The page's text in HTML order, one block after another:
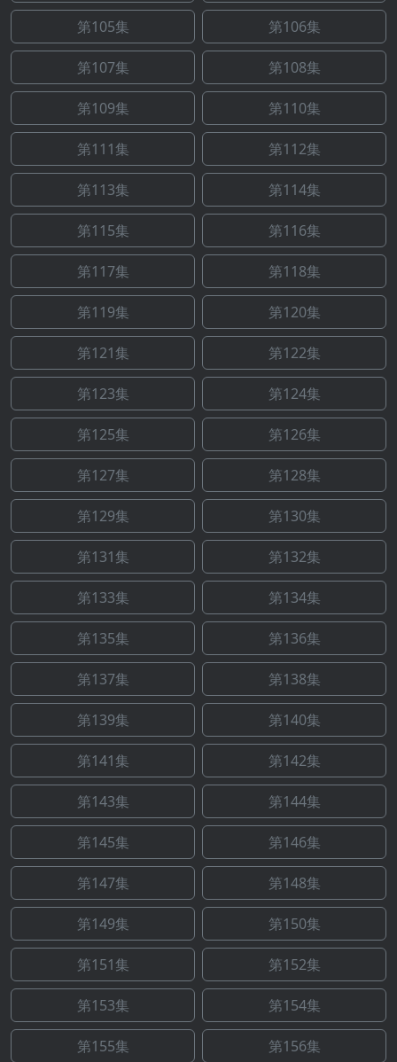
第105集 第106集
第107集 第108集
第109集 第110集
第111集 第112集
第113集 第114集
第115集 第116集
第117集 第118集
第119集 第120集
第121集 第122集
第123集 第124集
第125集 第126集
第127集 第128集
第129集 第130集
第131集 第132集
第133集 第134集
第135集 第136集
第137集 第138集
第139集 第140集
第141集 第142集
第143集 第144集
第145集 第146集
第147集 第148集
第149集 第150集
第151集 第152集
第153集 第154集
第155集 第156集